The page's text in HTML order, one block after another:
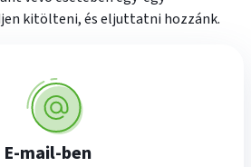
kitölteni, és eljuttatni hozzánk.
E-mail-ben